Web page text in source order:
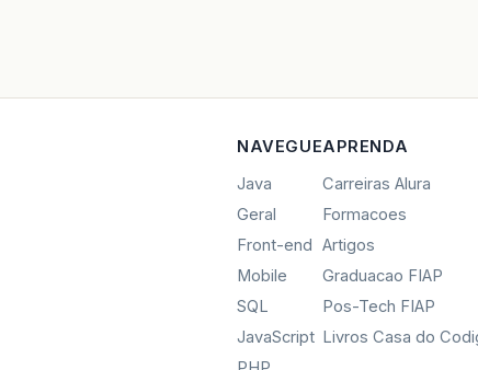
NAVEGUE
Java
Geral
Front-end
Mobile
SQL
JavaScript
APRENDA
Carreiras Alura
Formacoes
Artigos
Graduacao FIAP
Pos-Tech FIAP
Livros Casa do